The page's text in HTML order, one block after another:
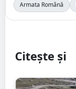
Armata Română
Citește și